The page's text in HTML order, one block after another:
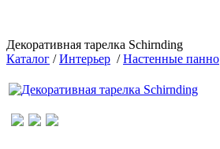
Декоративная тарелка Schirnding
Каталог /Интерьер /Настенные панно